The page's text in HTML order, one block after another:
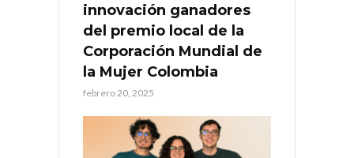
innovación ganadores
del premio local de la
Corporación Mundial de
la Mujer Colombia
febrero 20, 2025